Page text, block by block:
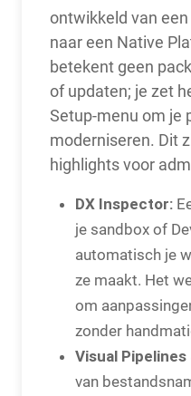
ontwikkeld van
naar een Native
betekent geen
of updaten; je zet
Setup-menu om je
moderniseren. Dit
highlights voor
DX Inspector:
je sandbox of
automatisch je
ze maakt. Het
om
zonder
Visual
van